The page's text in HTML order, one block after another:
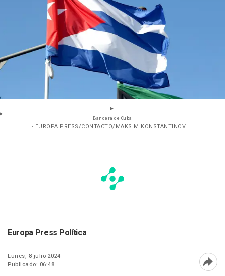
Bandera de Cuba
- EUROPA PRESS/CONTACTO/MAKSIM KONSTANTINOV
Europa Press Política
Lunes, 8 julio 2024
Publicado: 06:48